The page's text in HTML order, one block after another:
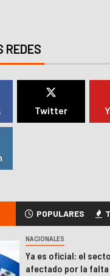
REDES
Twitter
POPULARES
NACIONALES
Ya es oficial: el
afectado por la falta